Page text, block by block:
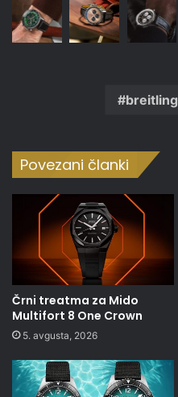
breitling
Povezani članki
Črni treatma za Mido
Multifort 8 One Crown
5. avgusta, 2026